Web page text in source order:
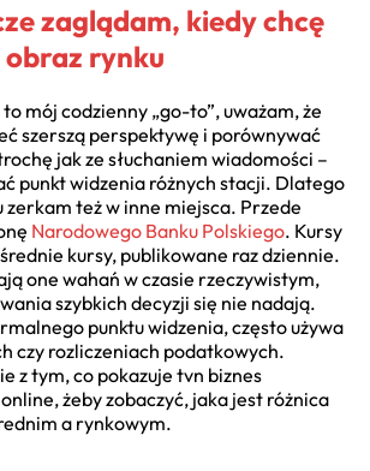
zaglądam, kiedy chcę
obraz rynku
mój codzienny „go-to”, uważam, że
szerszą perspektywę i porównywać
jak ze słuchaniem wiadomości –
punkt widzenia różnych stacji. Dlatego
zerkam też w inne miejsca. Przede
Narodowego Banku Polskiego. Kursy
kursy, publikowane raz dziennie.
one wahań w czasie rzeczywistym,
szybkich decyzji się nie nadają.
punktu widzenia, często używa
czy rozliczeniach podatkowych.
z tym, co pokazuje tvn biznes
żeby zobaczyć, jaka jest różnica
a rynkowym.